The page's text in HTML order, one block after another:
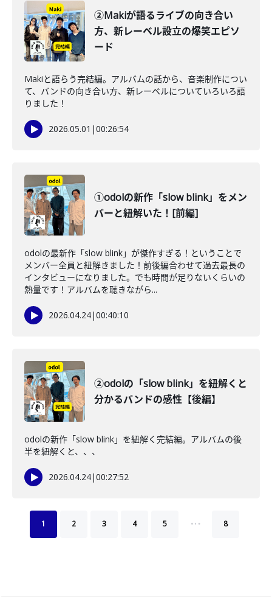
②Makiが語るライブの向き合い
方、新レーベル設立の爆笑エピソ
ード
Makiと語らう完結編。アルバムの話から、音楽制作につい
て、バンドの向き合い方、新レーベルについていろいろ語
りました！
2026.05.01 |00:26:54
①odolの新作「slow blink」をメン
バーと紐解いた！[前編]
odolの最新作「slow blink」が傑作すぎる！ということで
メンバー全員と紐解きました！前後編合わせて過去最長の
インタビューになりました。でも時間が足りないくらいの
熱量です！アルバムを聴きながら...
2026.04.24|00:40:10
②odolの「slow blink」を紐解くと
分かるバンドの感性【後編】
odolの新作「slow blink」を紐解く完結編。アルバムの後
半を紐解くと、、、
2026.04.24|00:27:52
1 2 3 4 5 … 8